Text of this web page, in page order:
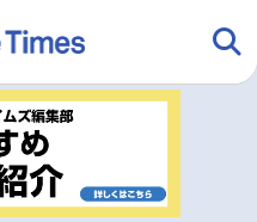
アニメ